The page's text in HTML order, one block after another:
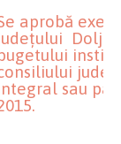
aprobă
Dolj
sau